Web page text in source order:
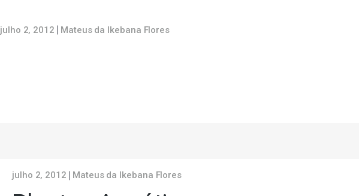
julho 2, 2012 Mateus da Ikebana Flores
julho 2, 2012 Mateus da Ikebana Flores